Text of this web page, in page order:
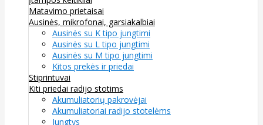
Matavimo prietaisai
Ausinės, mikrofonai, garsiakalbiai
Ausinės su K tipo jungtimi
Ausinės su L tipo jungtimi
Ausinės su M tipo jungtimi
Kitos prekės ir priedai
Stiprintuvai
Kiti priedai radijo stotims
Akumuliatorių pakrovėjai
Akumuliatoriai radijo stotelėms
Jungtys